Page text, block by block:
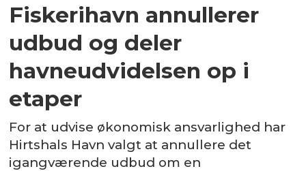
Fiskerihavn annullerer
udbud og deler
havneudvidelsen op i
etaper
For at udvise økonomisk ansvarlighed har
Hirtshals Havn valgt at annullere det
igangværende udbud om en